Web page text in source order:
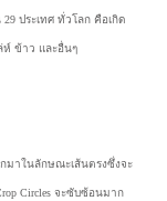
ประเทศ ทั่วโลก คือเกิด
ข้าว และอื่นๆ
มาในลักษณะเส้นตรงซึ่งจะ
Circles จะซับซ้อนมาก